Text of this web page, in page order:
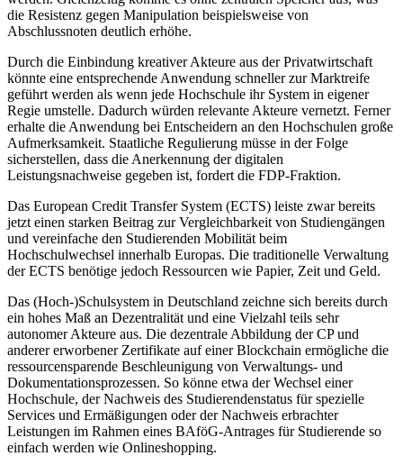
die Resistenz gegen Manipulation beispielsweise von
Abschlussnoten deutlich erhöhe.
Durch die Einbindung kreativer Akteure aus der Privatwirtschaft
könnte eine entsprechende Anwendung schneller zur Marktreife
geführt werden als wenn jede Hochschule ihr System in eigener
Regie umstelle. Dadurch würden relevante Akteure vernetzt. Ferner
erhalte die Anwendung bei Entscheidern an den Hochschulen große
Aufmerksamkeit. Staatliche Regulierung müsse in der Folge
sicherstellen, dass die Anerkennung der digitalen
Leistungsnachweise gegeben ist, fordert die FDP-Fraktion.
Das European Credit Transfer System (ECTS) leiste zwar bereits
jetzt einen starken Beitrag zur Vergleichbarkeit von Studiengängen
und vereinfache den Studierenden Mobilität beim
Hochschulwechsel innerhalb Europas. Die traditionelle Verwaltung
der ECTS benötige jedoch Ressourcen wie Papier, Zeit und Geld.
Das (Hoch-)Schulsystem in Deutschland zeichne sich bereits durch
ein hohes Maß an Dezentralität und eine Vielzahl teils sehr
autonomer Akteure aus. Die dezentrale Abbildung der CP und
anderer erworbener Zertifikate auf einer Blockchain ermögliche die
ressourcensparende Beschleunigung von Verwaltungs- und
Dokumentationsprozessen. So könne etwa der Wechsel einer
Hochschule, der Nachweis des Studierendenstatus für spezielle
Services und Ermäßigungen oder der Nachweis erbrachter
Leistungen im Rahmen eines BAföG-Antrages für Studierende so
einfach werden wie Onlineshopping.